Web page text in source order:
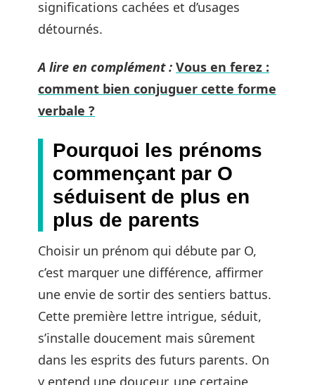
significations cachées et d’usages
détournés.
A lire en complément : Vous en ferez :
comment bien conjuguer cette forme
verbale ?
Pourquoi les prénoms
commençant par O
séduisent de plus en
plus de parents
Choisir un prénom qui débute par O,
c’est marquer une différence, affirmer
une envie de sortir des sentiers battus.
Cette première lettre intrigue, séduit,
s’installe doucement mais sûrement
dans les esprits des futurs parents. On
y entend une douceur, une certaine